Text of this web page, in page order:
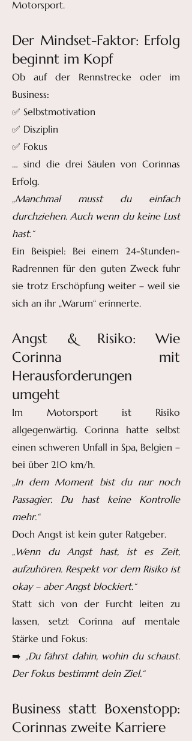
Motorsport.
Der Mindset-Faktor: Erfolg
beginnt im Kopf
Ob auf der Rennstrecke oder im
Business:
✅ Selbstmotivation
✅ Disziplin
✅ Fokus
… sind die drei Säulen von Corinnas
Erfolg.
„Manchmal musst du einfach
durchziehen. Auch wenn du keine Lust
hast.“
Ein Beispiel: Bei einem 24-Stunden-
Radrennen für den guten Zweck fuhr
sie trotz Erschöpfung weiter – weil sie
sich an ihr „Warum“ erinnerte.
Angst & Risiko: Wie
Corinna mit
Herausforderungen
umgeht
Im Motorsport ist Risiko
allgegenwärtig. Corinna hatte selbst
einen schweren Unfall in Spa, Belgien –
bei über 210 km/h.
„In dem Moment bist du nur noch
Passagier. Du hast keine Kontrolle
mehr.“
Doch Angst ist kein guter Ratgeber.
„Wenn du Angst hast, ist es Zeit,
aufzuhören. Respekt vor dem Risiko ist
okay – aber Angst blockiert.“
Statt sich von der Furcht leiten zu
lassen, setzt Corinna auf mentale
Stärke und Fokus:
➡️ „Du fährst dahin, wohin du schaust.
Der Fokus bestimmt dein Ziel.“
Business statt Boxenstopp:
Corinnas zweite Karriere